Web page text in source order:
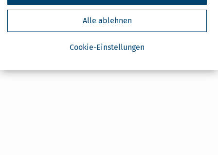
Cookie-Einstellungen
Alle ablehnen
Datenschutzhinweisehabe ich gelesen.
Abbestellung des Newsletters widerrufen.